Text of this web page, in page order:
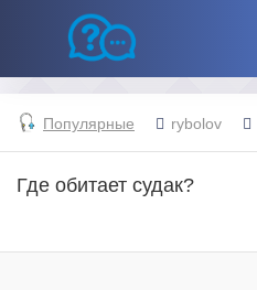
Популярные rybolov
Где обитает судак?